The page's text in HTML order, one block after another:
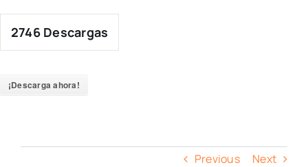
content
2746Descargas
¡Descarga ahora!
Previous Next